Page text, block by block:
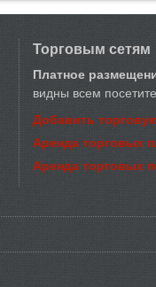
Торговым сетям
Платное
видны всем
Добавить
Аренда торговых
Аренда торговых